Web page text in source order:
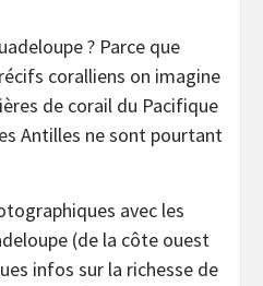
? Parce que
coralliens on imagine
de corail du Pacifique
Antilles ne sont pourtant
avec les
(de la côte ouest
infos sur la richesse de